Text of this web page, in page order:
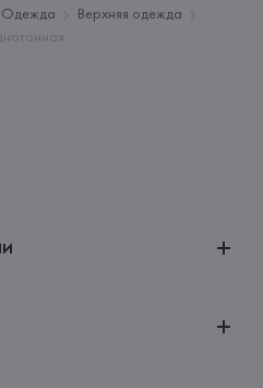
Via XXV aprile, 90, 37014
Одежда
Верхняя одежда